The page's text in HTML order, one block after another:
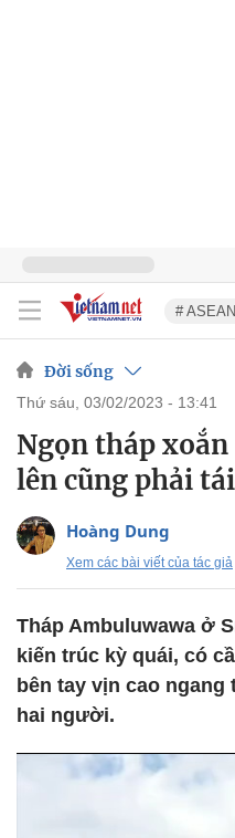
#
Đời sống
thứ sáu, 03/02/2023 - 13:41
Ngọn tháp
lên cũng phải
Hoàng Dung
Xem các bài viết của tác giả
Tháp Ambuluwawa ở
kiến trúc kỳ quái, có
bên tay vịn cao
hai người.